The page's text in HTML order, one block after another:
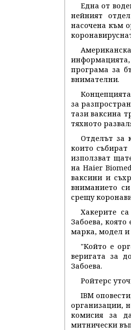
Една от
нейният
насочена към
програма за
внимателни.
за
тази ваксина
тяхното
Отделът за
които
използват
на Haier
ваксини и
вниманието
срещу
Хакерите
Забоева,
марка, модел и
"Който е
веригата за
Забоева.
Ройтерс
IBM
организации,
комисия за
митнически